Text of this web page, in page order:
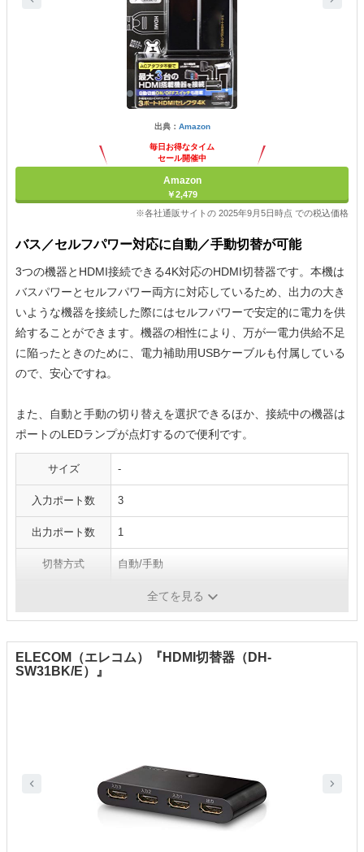
出典： Amazon
毎日お得なタイム
セール開催中
Amazon
￥2,479
※各社通販サイトの 2025年9月5日時点 での税込価格
バス／セルフパワー対応に自動／手動切替が可能
3つの機器とHDMI接続できる4K対応のHDMI切替器です。本機は
バスパワーとセルフパワー両方に対応しているため、出力の大き
いような機器を接続した際にはセルフパワーで安定的に電力を供
給することができます。機器の相性により、万が一電力供給不足
に陥ったときのために、電力補助用USBケーブルも付属している
ので、安心ですね。
また、自動と手動の切り替えを選択できるほか、接続中の機器は
ポートのLEDランプが点灯するので便利です。
サイズ -
入力ポート数 3
出力ポート数 1
切替方式 自動/手動
全てを見る
ELECOM（エレコム）『HDMI切替器（DH-
SW31BK/E）』